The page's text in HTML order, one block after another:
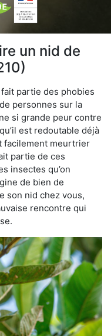
un nid de
partie des phobies
personnes sur la
si grande peur contre
est redoutable déjà
facilement meurtrier
partie de ces
insectes qu’on
de bien de
son nid chez vous,
rencontre qui